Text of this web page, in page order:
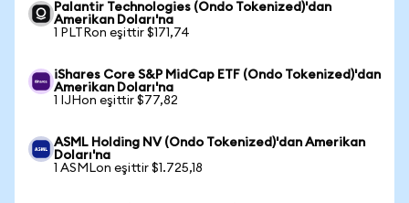
Palantir Technologies (Ondo Tokenized)'dan
Amerikan Doları'na
1 PLTRon eşittir $171,74
iShares Core S&P MidCap ETF (Ondo Tokenized)'dan
Amerikan Doları'na
1 IJHon eşittir $77,82
ASML Holding NV (Ondo Tokenized)'dan Amerikan
Doları'na
1 ASMLon eşittir $1.725,18